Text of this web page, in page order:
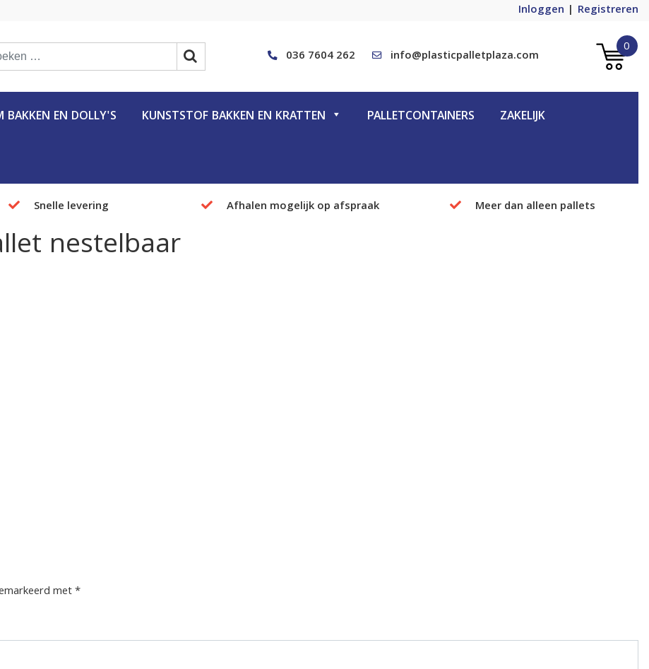
Inloggen Registreren
0
036 7604 262 info@plasticpalletplaza.com
BAKKEN EN DOLLY'S KUNSTSTOF BAKKEN EN KRATTEN PALLETCONTAINERS ZAKELIJK
Snelle levering Afhalen mogelijk op afspraak Meer dan alleen pallets
nestelbaar
met*